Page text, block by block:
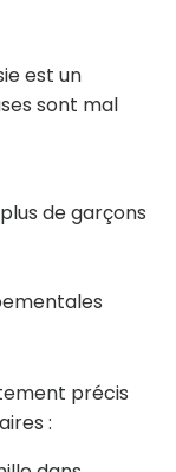
est un
sont mal
de garçons
précis
: